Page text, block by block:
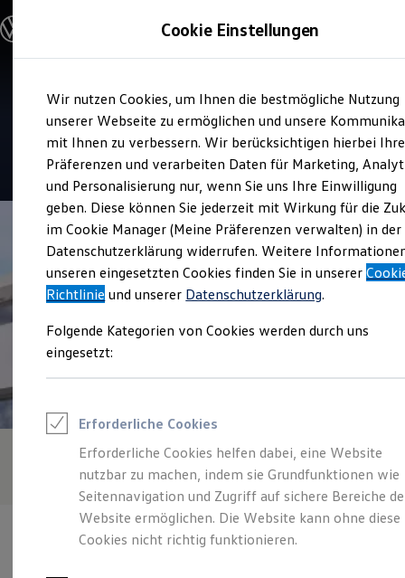
Hauptinhalt
springen
Footer
springen
Modelle und Konfigurator
Modelle vergleichen
Elektroautos
ENERGY Sondermodelle
Nutzfahrzeuge
SUV und CUV
Familienautos
Kombis
Kompaktwagen
Sportwagen
Schnell verfügbare Fahrzeuge
Angebote und Produkte
Aktuelle Angebote
E-Auto-Förderung
Volkswagen Marktplatz
Junge Gebrauchtwagen und Gebrauchtwagen
Volkswagen Zertifizierte Gebrauchtwagen
Zubehör- und Serviceangebote
Leasing
Leasing-Angebote
Gebrauchtwagen Leasing
Junge Gebrauchtwagen-Leasing
Elektroauto Leasing
Kleinwagen-Leasing
Leasing ohne Anzahlung
Finanzierung
Service
Auto-Zentrum Schwinn
4.8| 121 Bewertungen
Cookie Einstellungen
Wir nutzen Cookies, um Ihnen die bestmögliche Nutzung
unserer Webseite zu ermöglichen und unsere
mit Ihnen zu verbessern. Wir berücksichtigen hierbei Ihre
Präferenzen und verarbeiten Daten für Marketing,
und Personalisierung nur, wenn Sie uns Ihre Einwilligung
geben. Diese können Sie jederzeit mit Wirkung für die
im Cookie Manager (Meine Präferenzen verwalten) in der
Datenschutzerklärung widerrufen. Weitere
unseren eingesetzten Cookies finden Sie in unserer
Richtlinie und unserer Datenschutzerklärung.
Folgende Kategorien von Cookies werden durch uns
eingesetzt:
Erforderliche Cookies
Erforderliche Cookies helfen dabei, eine Website
nutzbar zu machen, indem sie Grundfunktionen wie
Seitennavigation und Zugriff auf sichere Bereiche
Website ermöglichen. Die Website kann ohne diese
Cookies nicht richtig funktionieren.